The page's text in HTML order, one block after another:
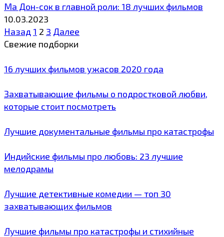
Ма Дон-сок в главной роли: 18 лучших фильмов
10.03.2023
Навигация
по
Назад 1 2 3 Далее
Свежие подборки
16 лучших фильмов ужасов 2020 года
Захватывающие фильмы о подростковой любви,
которые стоит посмотреть
Лучшие документальные фильмы про катастрофы
Индийские фильмы про любовь: 23 лучшие
мелодрамы
Лучшие детективные комедии — топ 30
захватывающих фильмов
Лучшие фильмы про катастрофы и стихийные